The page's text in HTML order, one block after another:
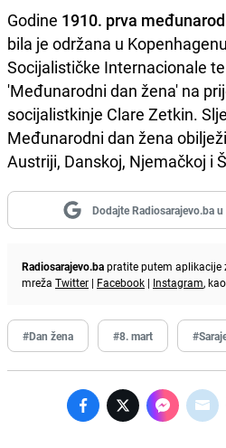
Godine 1910. prva
bila je održana u
Socijalističke Internacionale
'Međunarodni dan žena' na
socijalistkinje Clare Zetkin.
Međunarodni dan žena
Austriji, Danskoj, Njemačkoj i
Dodajte Radiosarajevo.ba
Radiosarajevo.bapratite putem aplikacije
mreža Twitter | Facebook | Instagram,
#Dan žena #8. mart